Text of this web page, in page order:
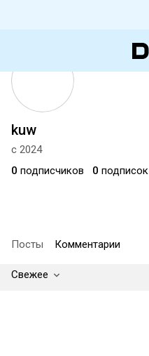
kuw
с 2024
0 подписчиков 0 подписок
Посты Комментарии
Свежее